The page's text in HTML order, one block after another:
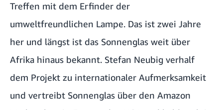
Treffen mit dem Erfinder der
umweltfreundlichen Lampe. Das ist zwei Jahre
her und längst ist das Sonnenglas weit über
Afrika hinaus bekannt. Stefan Neubig verhalf
dem Projekt zu internationaler Aufmerksamkeit
und vertreibt Sonnenglas über den Amazon